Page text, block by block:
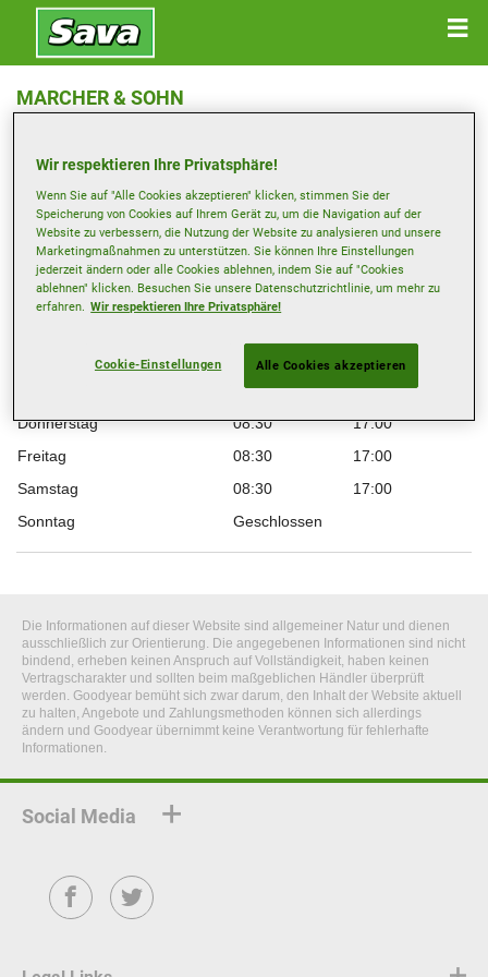
MARCHER & SOHN
Anfahrtsbeschreibung
Telefonnummer anzeigen
Öffnungszeiten
08:30
17:00
08:30
17:00
Donnerstag
08:30
17:00
Freitag
08:30
17:00
Samstag
08:30
17:00
Sonntag
Geschlossen
Die Informationen auf dieser Website sind allgemeiner Natur und dienen
ausschließlich zur Orientierung. Die angegebenen Informationen sind nicht
bindend, erheben keinen Anspruch auf Vollständigkeit, haben keinen
Vertragscharakter und sollten beim maßgeblichen Händler überprüft
werden. Goodyear bemüht sich zwar darum, den Inhalt der Website aktuell
zu halten, Angebote und Zahlungsmethoden können sich allerdings
ändern und Goodyear übernimmt keine Verantwortung für fehlerhafte
Informationen.
Social Media
FacebookTwitter
Wir respektieren Ihre Privatsphäre!
Wenn Sie auf "Alle Cookies akzeptieren" klicken, stimmen Sie der
Speicherung von Cookies auf Ihrem Gerät zu, um die Navigation auf der
Website zu verbessern, die Nutzung der Website zu analysieren und unsere
Marketingmaßnahmen zu unterstützen. Sie können Ihre Einstellungen
jederzeit ändern oder alle Cookies ablehnen, indem Sie auf "Cookies
ablehnen" klicken. Besuchen Sie unsere Datenschutzrichtlinie, um mehr zu
erfahren. Wir respektieren Ihre Privatsphäre!
Cookie-Einstellungen Alle Cookies akzeptieren